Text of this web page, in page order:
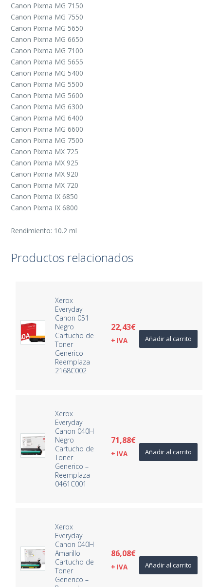
Canon Pixma MG 7150
Canon Pixma MG 7550
Canon Pixma MG 5650
Canon Pixma MG 6650
Canon Pixma MG 7100
Canon Pixma MG 5655
Canon Pixma MG 5400
Canon Pixma MG 5500
Canon Pixma MG 5600
Canon Pixma MG 6300
Canon Pixma MG 6400
Canon Pixma MG 6600
Canon Pixma MG 7500
Canon Pixma MX 725
Canon Pixma MX 925
Canon Pixma MX 920
Canon Pixma MX 720
Canon Pixma IX 6850
Canon Pixma IX 6800
Rendimiento: 10.2 ml
Productos relacionados
Xerox
Everyday
Canon 051
Negro
Cartucho de
Toner
Generico –
Reemplaza
2168C002
22,43€
+ IVA Añadir al carrito
Xerox
Everyday
Canon 040H
Negro
Cartucho de
Toner
Generico –
Reemplaza
0461C001
71,88€
+ IVA Añadir al carrito
Xerox
Everyday
Canon 040H
Amarillo
Cartucho de
Toner
Generico –
86,08€
+ IVA Añadir al carrito